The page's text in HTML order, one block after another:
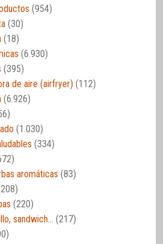
(954)
(30)
(18)
(6.930)
(395)
de aire (airfryer) (112)
(6.926)
(1.030)
(334)
aromáticas (83)
(220)
sandwich… (217)